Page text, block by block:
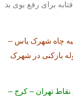
برای رفع بوی بد
چاه شهرک یاس –
بازکنی در شهرک
نقاط تهران – کرج –